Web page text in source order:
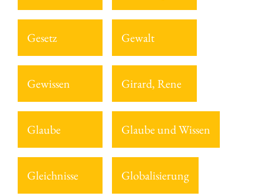
Gesetz Gewalt
Gewissen Girard, Rene
Glaube Glaube und Wissen
Gleichnisse Globalisierung